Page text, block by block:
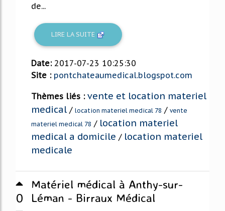
de...
LIRE LA SUITE
Date: 2017-07-23 10:25:30
Site : pontchateaumedical.blogspot.com
Thèmes liés : vente et location materiel
medical / location materiel medical 78 / vente
materiel medical 78 / location materiel
medical a domicile / location materiel
medicale
0
Matériel médical à Anthy-sur-
Léman - Birraux Médical